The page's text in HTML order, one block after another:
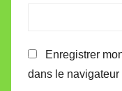
Enregistrer
dans le